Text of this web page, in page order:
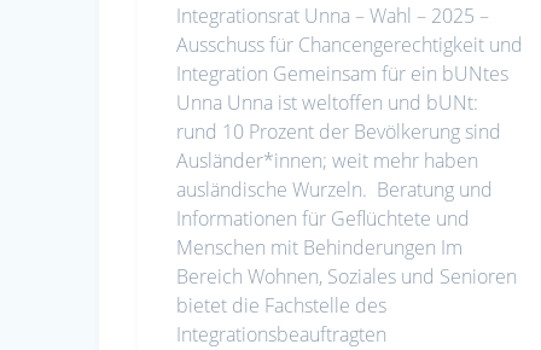
Integrationsrat Unna – Wahl – 2025 –
Ausschuss für Chancengerechtigkeit und
Integration Gemeinsam für ein bUNtes
Unna Unna ist weltoffen und bUNt:
rund 10 Prozent der Bevölkerung sind
Ausländer*innen; weit mehr haben
ausländische Wurzeln. Beratung und
Informationen für Geflüchtete und
Menschen mit Behinderungen Im
Bereich Wohnen, Soziales und Senioren
bietet die Fachstelle des
Integrationsbeauftragten